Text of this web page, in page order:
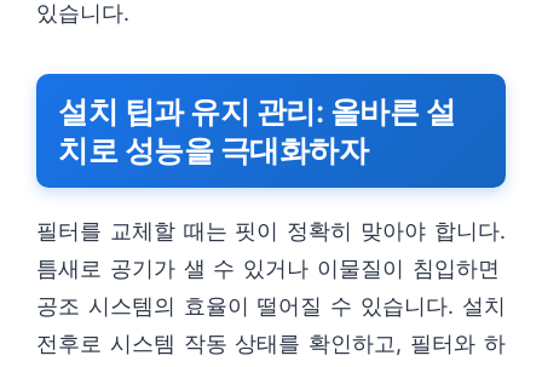
있습니다.
설치 팁과 유지 관리: 올바른 설
치로 성능을 극대화하자
필터를 교체할 때는 핏이 정확히 맞아야 합니다.
틈새로 공기가 샐 수 있거나 이물질이 침입하면
공조 시스템의 효율이 떨어질 수 있습니다. 설치
전후로 시스템 작동 상태를 확인하고, 필터와 하